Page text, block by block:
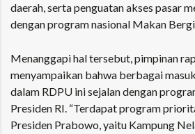
daerah, serta penguatan akses pasar
dengan program nasional Makan
Menanggapi hal tersebut, pimpinan
menyampaikan bahwa berbagai
dalam RDPU ini sejalan dengan
Presiden RI. “Terdapat program
Presiden Prabowo, yaitu Kampung